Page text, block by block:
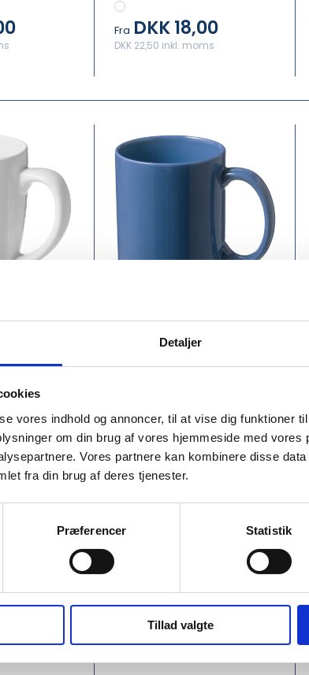
Detaljer
vores indhold og annoncer, til at vise dig funktioner
om din brug af vores hjemmeside med vores
Vores partnere kan kombinere disse
fra din brug af deres tjenester.
Præferencer Statistik
Tillad valgte
Fra DKK 18,00
DKK 22,50 inkl. moms
DKK 26,25 inkl. moms